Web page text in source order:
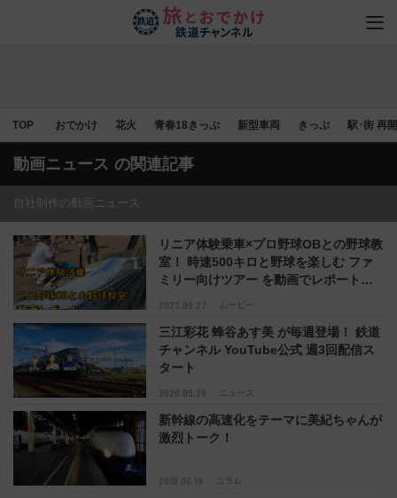
TOP おでかけ 花火 青春18きっぷ 新型車両 きっぷ 駅･街 再
動画ニュース の関連記事
自社制作の動画ニュース
2023.09.27 ムービー
リニア体験乗車×プロ野球OBとの野球教
室！ 時速500キロと野球を楽しむ ファ
ミリー向けツアー を動画でレポート
2020.05.28 ニュース
三江彩花 蜂谷あす美 が毎週登場！ 鉄道
チャンネル YouTube公式 週3回配信ス
タート
2019.06.19 コラム
新幹線の高速化をテーマに美紀ちゃんが
激烈トーク！